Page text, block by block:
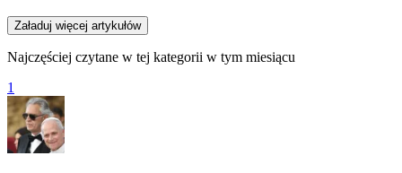
Załaduj więcej artykułów
Najczęściej czytane w tej kategorii w tym miesiącu
1